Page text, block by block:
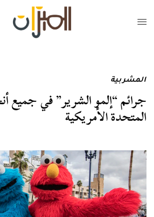
المشربية
جرائم “إلمو الشرير” في جميع
المتحدة الأمريكية